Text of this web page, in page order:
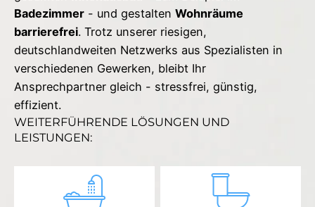
Badezimmer - und gestalten Wohnräume
barrierefrei. Trotz unserer riesigen,
deutschlandweiten Netzwerks aus Spezialisten in
verschiedenen Gewerken, bleibt Ihr
Ansprechpartner gleich - stressfrei, günstig,
effizient.
WEITERFÜHRENDE LÖSUNGEN UND
LEISTUNGEN: